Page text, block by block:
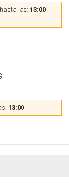
hasta las: 13:00
13:00